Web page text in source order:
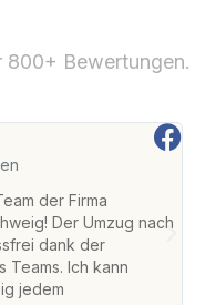
800+ Bewertungen.
der Firma
Der Umzug nach
dank der
Teams. Ich kann
jedem